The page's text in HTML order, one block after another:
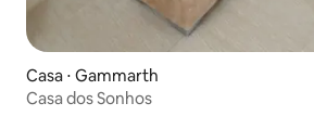
Casa ⋅ Gammarth
Casa dos Sonhos